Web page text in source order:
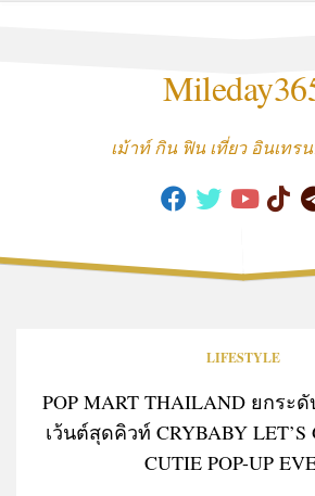
เม้าท์ กิน ฟิน เที่ยว อินเทร
LIFESTYLE
POP MART THAILAND ยกระ
เว้นต์สุดคิวท์ CRYBABY LET’S
CUTIE POP-UP